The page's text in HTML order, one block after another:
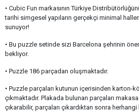
• Cubic Fun markasının Türkiye
tarihi simgesel yapıların gerçekçi minimal
sunuyor!
• Bu puzzle setinde sizi Barcelona şehrinin
bekliyor.
• Puzzle 186 parçadan oluşmaktadır.
• Puzzle parçaları kutunun içerisinden karton-
çıkmaktadır. Plakada bulunan parçaları
çıkarabilir, parçaları çıkardıktan sonra herhangi